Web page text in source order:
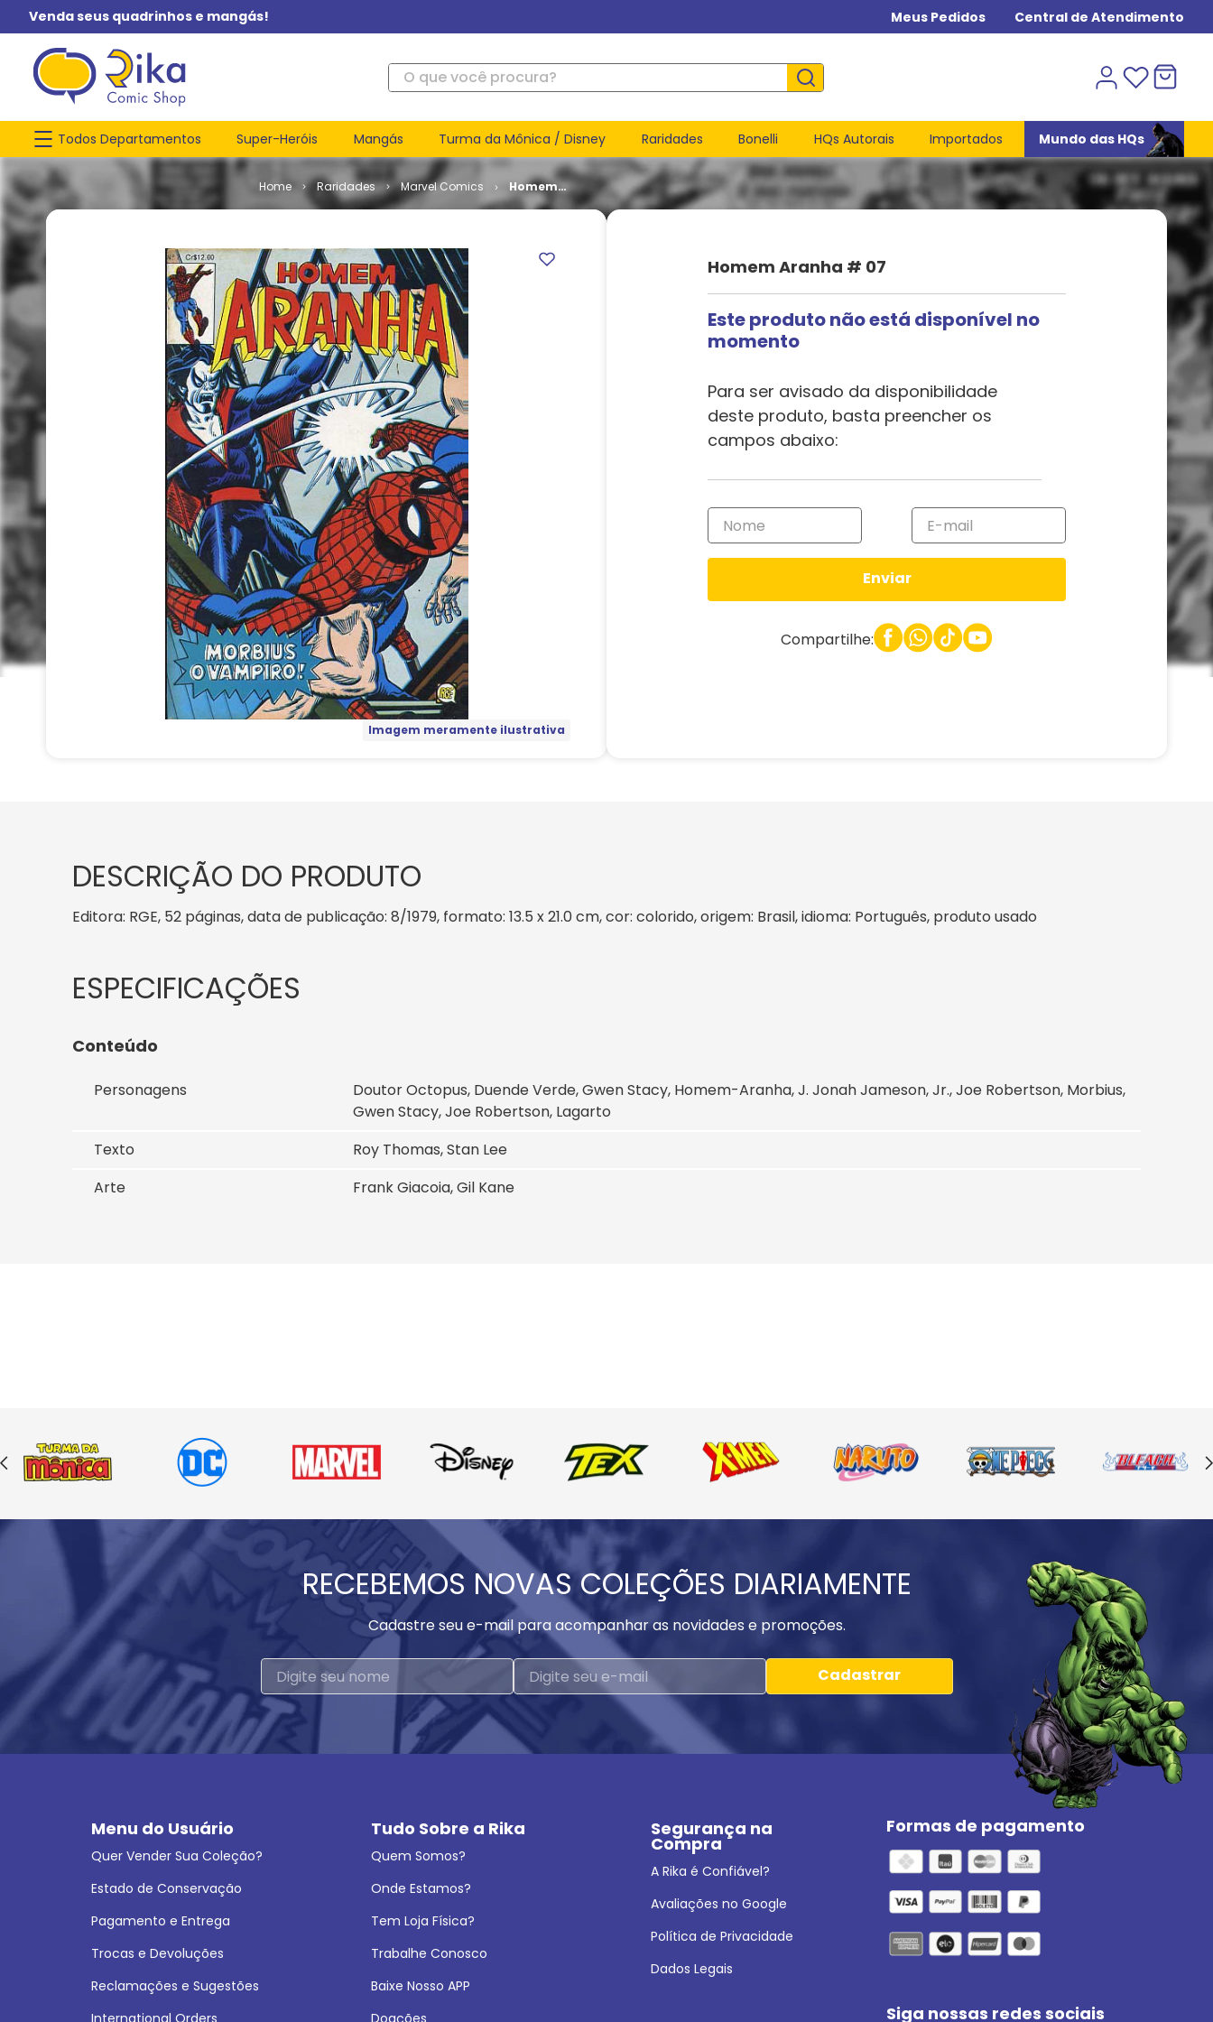
Venda seus quadrinhos e mangás! Meus Pedidos Central de Atendimento
O que você procura?
Todos Departamentos Super-Heróis Mangás Turma da Mônica / Disney Raridades Bonelli HQs Autorais Importados Mundo das HQs
Raridades Marvel Comics
Homem
Aranha #
Imagem meramente ilustrativa
Homem Aranha # 07
Este produto não está disponível no
momento
Para ser avisado da disponibilidade
deste produto, basta preencher os
campos abaixo:
Enviar
Compartilhe:
DESCRIÇÃO DO PRODUTO
Editora: RGE, 52 páginas, data de publicação: 8/1979, formato: 13.5 x 21.0 cm, cor: colorido, origem: Brasil, idioma: Português, produto usado
Conteúdo
Personagens
Doutor Octopus, Duende Verde, Gwen Stacy, Homem-Aranha, J. Jonah Jameson, Jr., Joe Robertson, Morbius,
Gwen Stacy, Joe Robertson, Lagarto
Texto
Roy Thomas, Stan Lee
Arte
Frank Giacoia, Gil Kane
RECEBEMOS NOVAS COLEÇÕES DIARIAMENTE
Cadastre seu e-mail para acompanhar as novidades e promoções.
Cadastrar
Menu do Usuário
Quer Vender Sua Coleção?
Estado de Conservação
Pagamento e Entrega
Trocas e Devoluções
Reclamações e Sugestões
Tudo Sobre a Rika
Quem Somos?
Onde Estamos?
Tem Loja Física?
Trabalhe Conosco
Baixe Nosso APP
Segurança na
Compra
A Rika é Confiável?
Avaliações no Google
Política de Privacidade
Dados Legais
Formas de pagamento
Siga nossas redes sociais